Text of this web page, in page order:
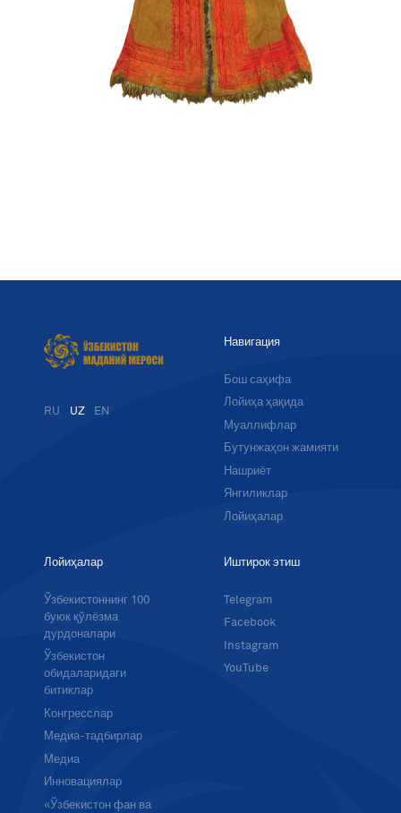
RU UZ EN
Навигация
Бош саҳифа
Лойиҳа ҳақида
Муаллифлар
Бутунжаҳон жамияти
Нашриёт
Янгиликлар
Лойиҳалар
Лойиҳалар
Ўзбекистоннинг 100
буюк қўлёзма
дурдоналари
Ўзбекистон
обидаларидаги
битиклар
Конгресслар
Медиа-тадбирлар
Медиа
Инновациялар
«Ўзбекистон фан ва
Иштирок этиш
Telegram
Facebook
Instagram
YouTube